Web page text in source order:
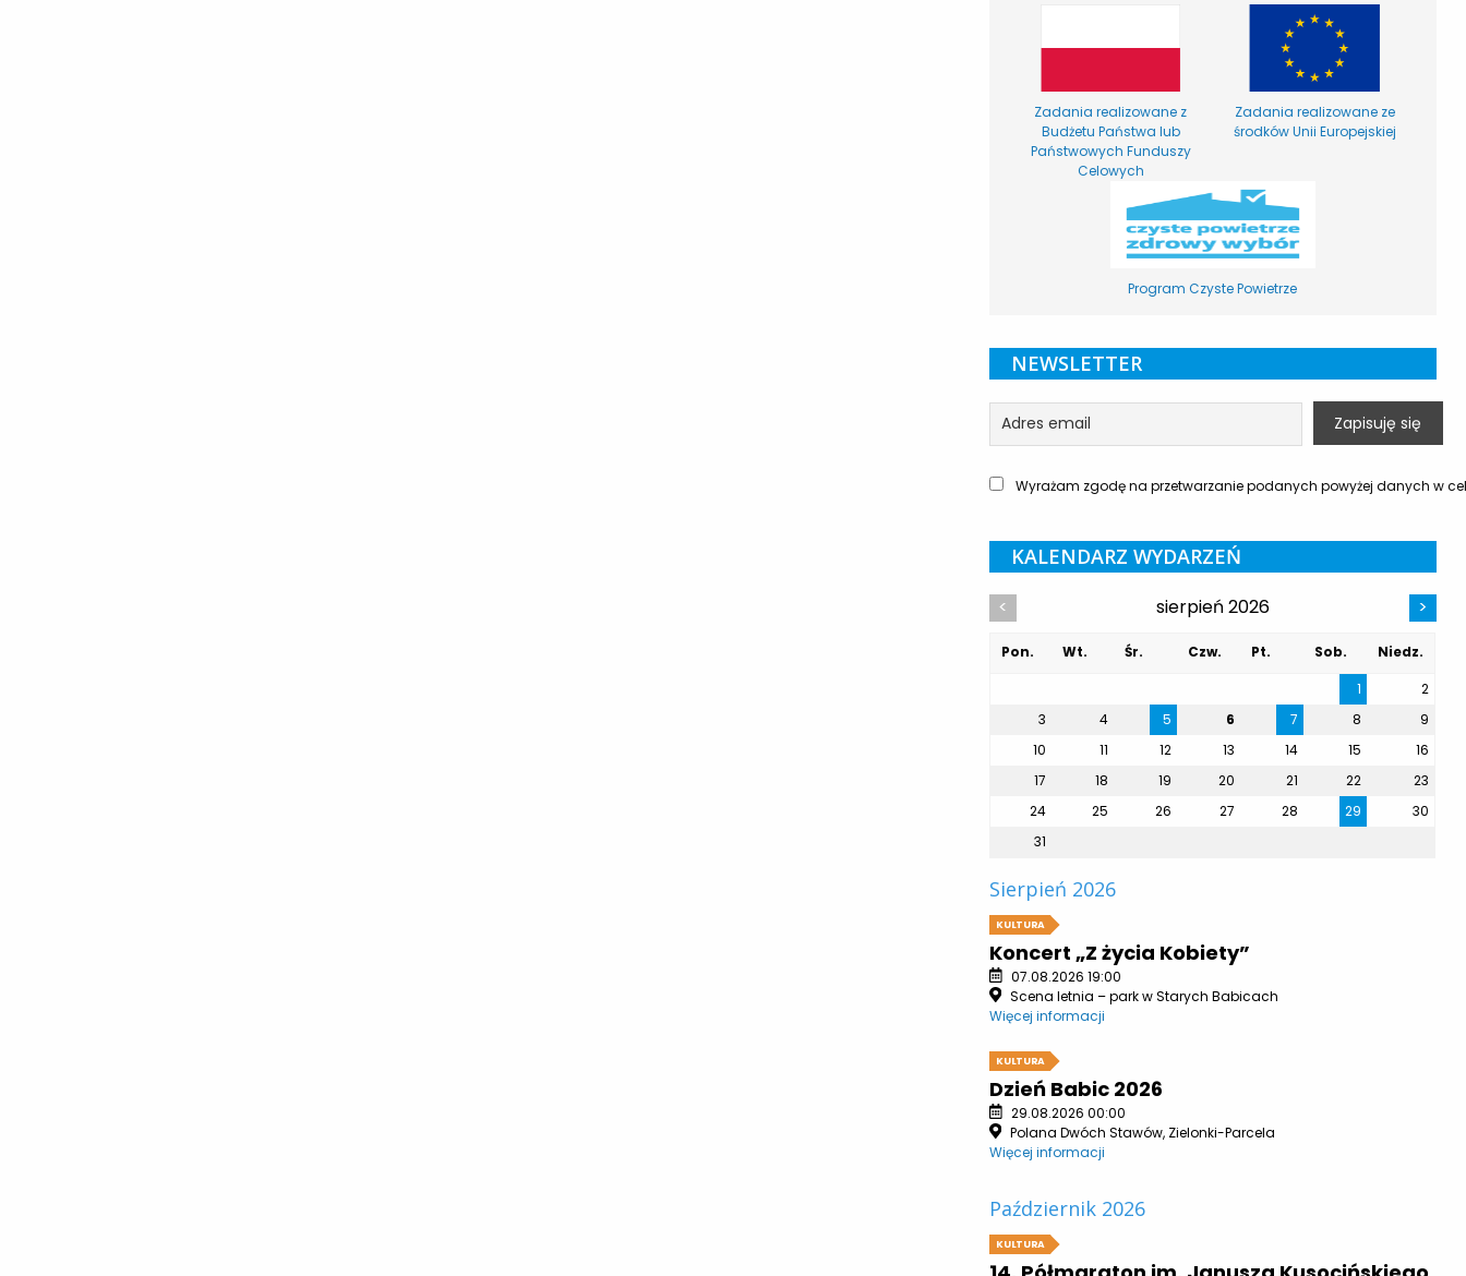
Zadania realizowane z
Budżetu Państwa lub
Państwowych Funduszy
Celowych
Zadania realizowane ze
środków Unii Europejskiej
Program Czyste Powietrze
NEWSLETTER
Wyrażam zgodę na przetwarzanie podanych powyżej danych w
KALENDARZ WYDARZEŃ
< sierpień 2026 >
Pon. Wt. Śr. Czw. Pt. Sob.
Niedz.
1
2
3
4 5 6 7 8
9
10
11 12 13 14 15
16
17
18 19 20 21 22
23
24
25 26 27 28 29
30
31
Sierpień 2026
KULTURA
Koncert „Z życia Kobiety”
07.08.2026 19:00
Scena letnia – park w Starych Babicach
Więcej informacji
KULTURA
Dzień Babic 2026
29.08.2026 00:00
Polana Dwóch Stawów, Zielonki-Parcela
Więcej informacji
Październik 2026
KULTURA